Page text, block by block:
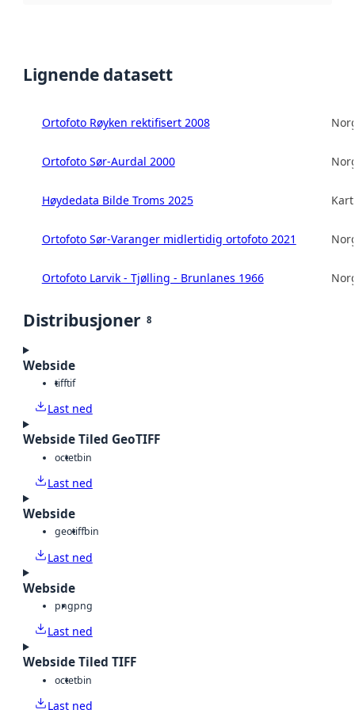
Lignende datasett
Ortofoto Røyken rektifisert 2008
Ortofoto Sør-Aurdal 2000
Høydedata Bilde Troms 2025
Ortofoto Sør-Varanger midlertidig ortofoto 2021
Ortofoto Larvik - Tjølling - Brunlanes 1966
Distribusjoner 8
Webside
tifftif
Last ned
Webside Tiled GeoTIFF
octetbin
Last ned
Webside
geotiffbin
Last ned
Webside
pngpng
Last ned
Webside Tiled TIFF
octetbin
Last ned